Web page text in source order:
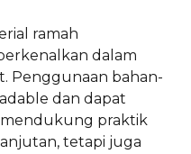
ramah
dalam
Penggunaan bahan-
dan dapat
praktik
tetapi juga